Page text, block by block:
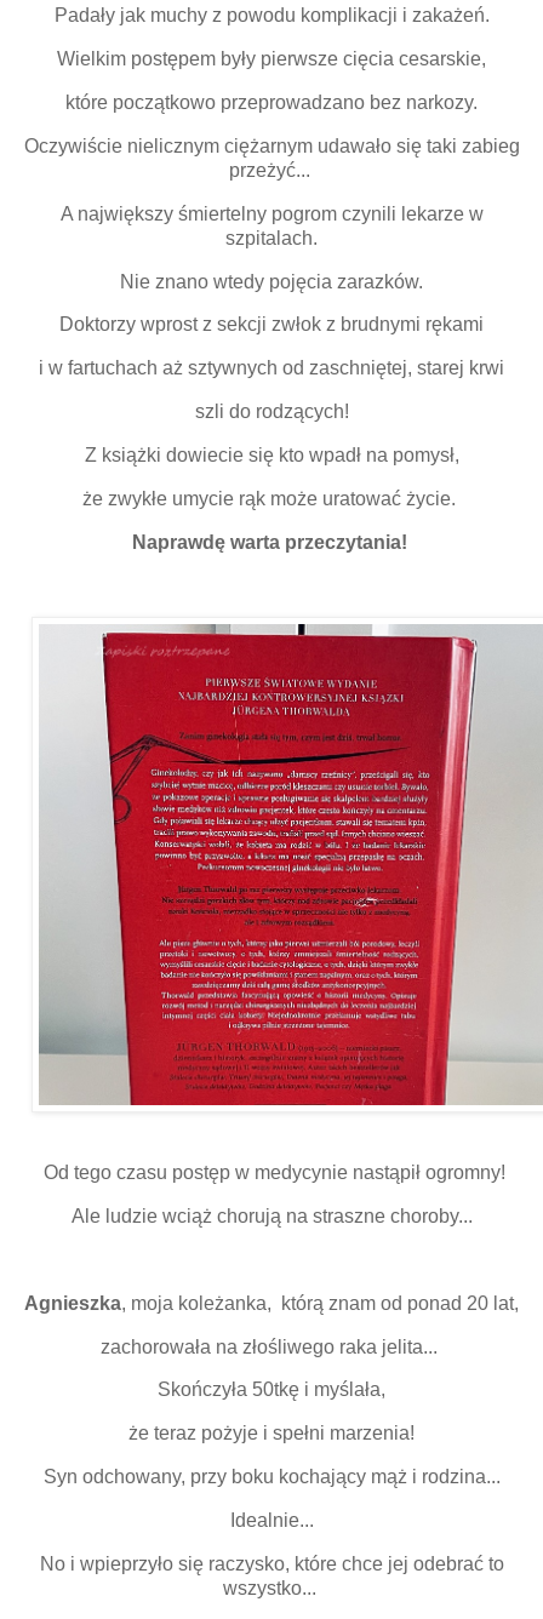
Padały jak muchy z powodu komplikacji i zakażeń.
Wielkim postępem były pierwsze cięcia cesarskie,
które początkowo przeprowadzano bez narkozy.
Oczywiście nielicznym ciężarnym udawało się taki zabieg
przeżyć...
A największy śmiertelny pogrom czynili lekarze w
szpitalach.
Nie znano wtedy pojęcia zarazków.
Doktorzy wprost z sekcji zwłok z brudnymi rękami
i w fartuchach aż sztywnych od zaschniętej, starej krwi
szli do rodzących!
Z książki dowiecie się kto wpadł na pomysł,
że zwykłe umycie rąk może uratować życie.
Naprawdę warta przeczytania!
Od tego czasu postęp w medycynie nastąpił ogromny!
Ale ludzie wciąż chorują na straszne choroby...
Agnieszka, moja koleżanka, którą znam od ponad 20 lat,
zachorowała na złośliwego raka jelita...
Skończyła 50tkę i myślała,
że teraz pożyje i spełni marzenia!
Syn odchowany, przy boku kochający mąż i rodzina...
Idealnie...
No i wpieprzyło się raczysko, które chce jej odebrać to
wszystko...